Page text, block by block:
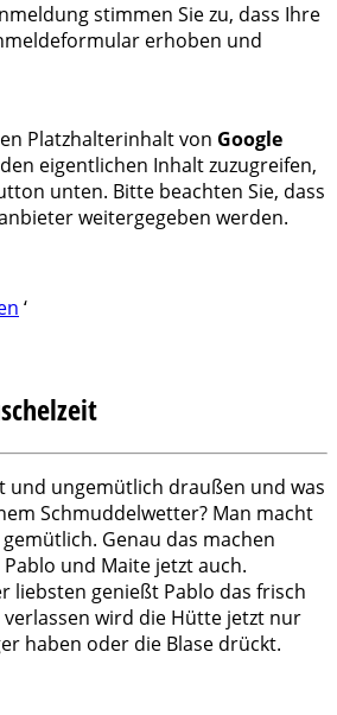
stimmen Sie zu, dass Ihre
erhoben und
Platzhalterinhalt von Google
eigentlichen Inhalt zuzugreifen,
unten. Bitte beachten Sie, dass
weitergegeben werden.
‘
und ungemütlich draußen und was
Schmuddelwetter? Man macht
Genau das machen
und Maite jetzt auch.
liebsten genießt Pablo das frisch
wird die Hütte jetzt nur
haben oder die Blase drückt.